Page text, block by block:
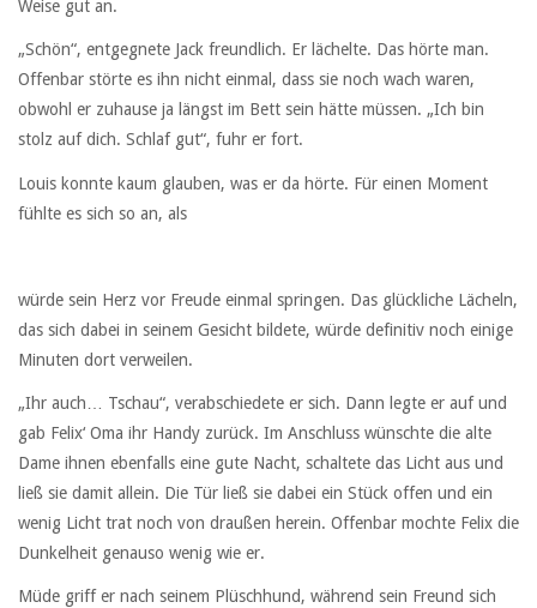
Weise gut an.
„Schön“, entgegnete Jack freundlich. Er lächelte. Das hörte man.
Offenbar störte es ihn nicht einmal, dass sie noch wach waren,
obwohl er zuhause ja längst im Bett sein hätte müssen. „Ich bin
stolz auf dich. Schlaf gut“, fuhr er fort.
Louis konnte kaum glauben, was er da hörte. Für einen Moment
fühlte es sich so an, als
würde sein Herz vor Freude einmal springen. Das glückliche Lächeln,
das sich dabei in seinem Gesicht bildete, würde definitiv noch einige
Minuten dort verweilen.
„Ihr auch… Tschau“, verabschiedete er sich. Dann legte er auf und
gab Felix‘ Oma ihr Handy zurück. Im Anschluss wünschte die alte
Dame ihnen ebenfalls eine gute Nacht, schaltete das Licht aus und
ließ sie damit allein. Die Tür ließ sie dabei ein Stück offen und ein
wenig Licht trat noch von draußen herein. Offenbar mochte Felix die
Dunkelheit genauso wenig wie er.
Müde griff er nach seinem Plüschhund, während sein Freund sich